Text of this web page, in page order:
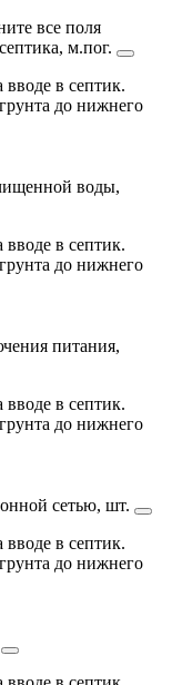
все поля
м.пог.
в септик.
до нижнего
воды,
в септик.
до нижнего
питания,
в септик.
до нижнего
сетью, шт.
в септик.
до нижнего